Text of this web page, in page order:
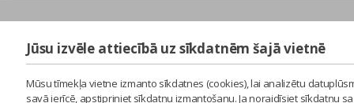
Jūsu izvēle attiecībā uz sīkdatnēm šajā vietnē
Mūsu tīmekļa vietne izmanto sīkdatnes (cookies), lai analizētu
savā ierīcē, apstipriniet sīkdatņu izmantošanu. Ja noraidīsiet sīkdatņu